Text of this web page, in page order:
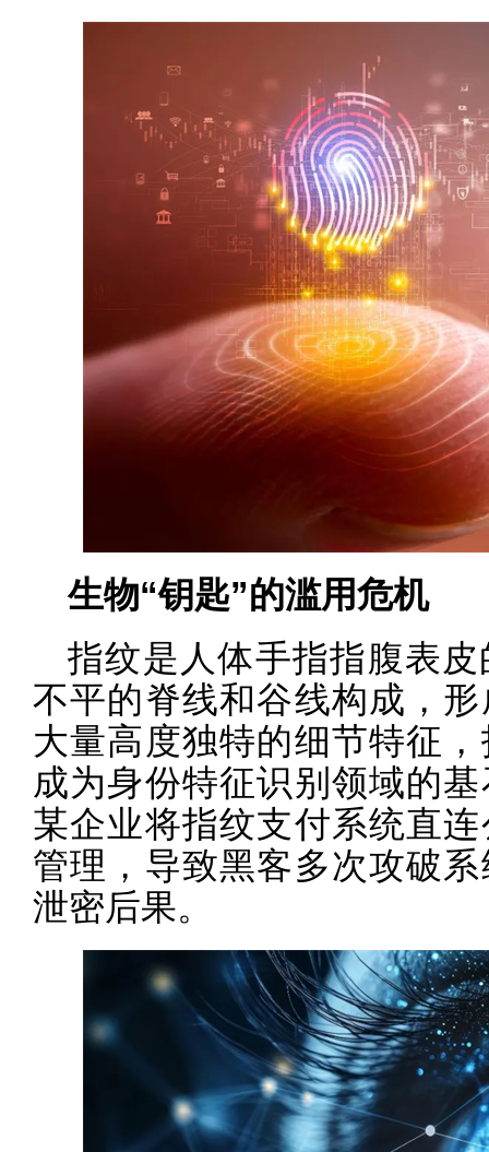
生物“钥匙”的滥用危机
指纹是人体手指指腹表
不平的脊线和谷线构成，
大量高度独特的细节特征
成为身份特征识别领域的
某企业将指纹支付系统直
管理，导致黑客多次攻破
泄密后果。